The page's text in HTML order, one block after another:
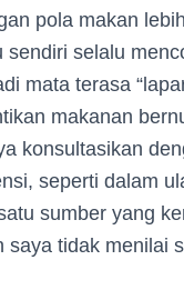
pola makan
selalu
mata terasa
makanan
konsultasikan
seperti dalam
sumber yang
tidak menilai